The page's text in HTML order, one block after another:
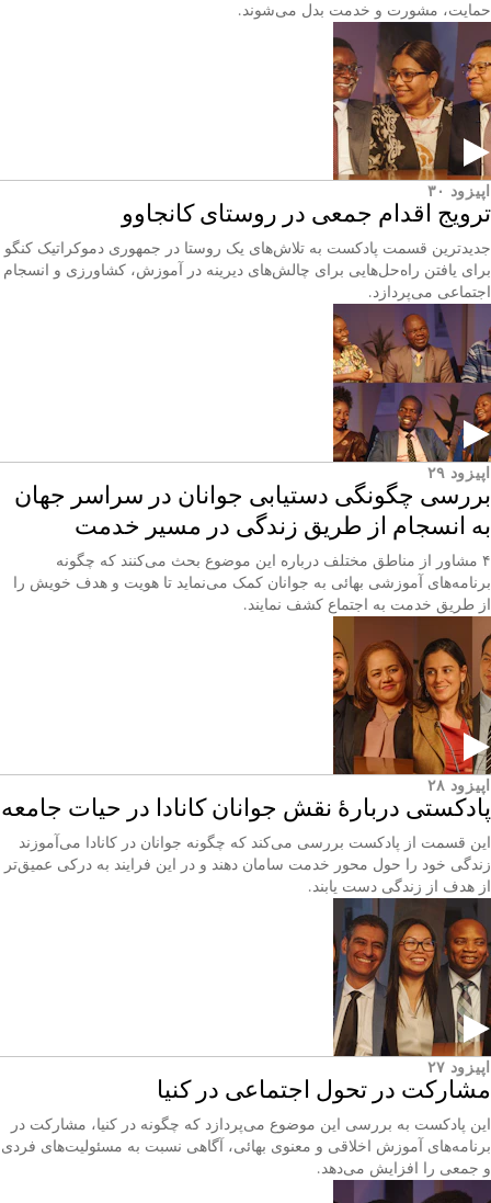
حمایت، مشورت و خدمت بدل می‌شوند.
اپیزود ۳۰
ترویج اقدام جمعی در روستای کانجاوو
جدیدترین قسمت پادکست به تلاش‌های یک روستا در جمهوری دموکراتیک کنگو
برای یافتن راه‌حل‌هایی برای چالش‌های دیرینه در آموزش، کشاورزی و انسجام
اجتماعی می‌پردازد.
اپیزود ۲۹
بررسی چگونگی دستیابی جوانان در سراسر جهان
به انسجام از طریق زندگی در مسیر خدمت
۴ مشاور از مناطق مختلف درباره این موضوع بحث می‌کنند که چگونه
برنامه‌های آموزشی بهائی به جوانان کمک می‌نماید تا هویت و هدف خویش را
از طریق خدمت به اجتماع کشف نمایند.
اپیزود ۲۸
پادکستی دربارۀ نقش جوانان کانادا در حیات جامعه
این قسمت از پادکست بررسی می‌کند که چگونه جوانان در کانادا می‌آموزند
زندگی خود را حول محور خدمت سامان دهند و در این فرایند به درکی عمیق‌تر
از هدف از زندگی دست یابند.
اپیزود ۲۷
مشارکت در تحول اجتماعی در کنیا
این پادکست به بررسی این موضوع می‌پردازد که چگونه در کنیا، مشارکت در
برنامه‌های آموزش اخلاقی و معنوی بهائی، آگاهی نسبت به مسئولیت‌های فردی
و جمعی را افزایش می‌دهد.